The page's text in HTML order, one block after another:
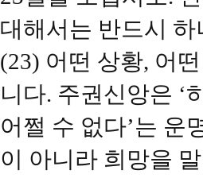
대해서는 반드시
(23) 어떤 상황, 어
니다. 주권신앙은 ‘
어쩔 수 없다’는 운
이 아니라 희망을